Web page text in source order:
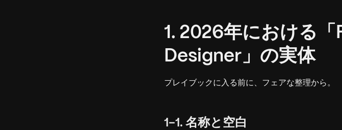
1. 2026年における
Designer」の実体
プレイブックに入る前に、フェアな整理から。
1-1. 名称と空白